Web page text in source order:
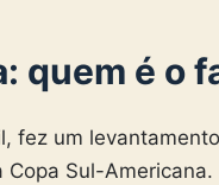
quem é o
fez um
Sul-Americana.